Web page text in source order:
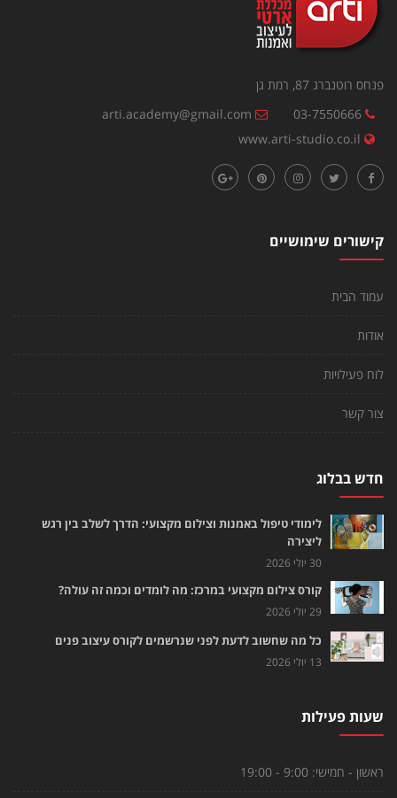
פנחס רוטנברג 87, רמת גן
03-7550666
arti.academy@gmail.com
www.arti-studio.co.il
קישורים שימושיים
עמוד הבית
אודות
לוח פעילויות
צור קשר
חדש בבלוג
לימודי טיפול באמנות וצילום מקצועי: הדרך לשלב בין רגש
ליצירה
30 יולי 2026
קורס צילום מקצועי במרכז: מה לומדים וכמה זה עולה?
29 יולי 2026
כל מה שחשוב לדעת לפני שנרשמים לקורס עיצוב פנים
13 יולי 2026
שעות פעילות
ראשון - חמישי: 9:00 - 19:00